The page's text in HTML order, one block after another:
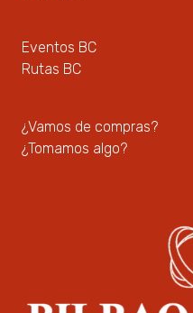
Eventos BC
Rutas BC
¿Vamos de compras?
¿Tomamos algo?